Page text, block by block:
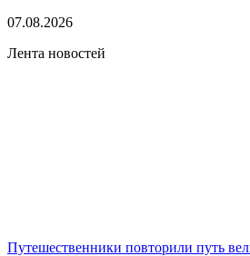
07.08.2026
Лента новостей
Путешественники повторили путь